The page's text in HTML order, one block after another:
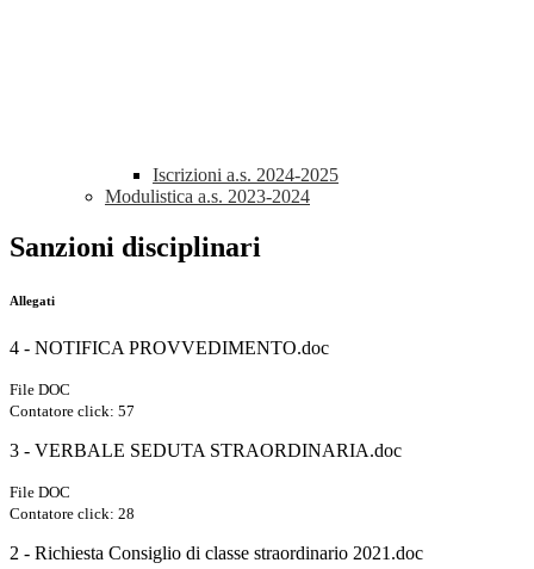
Iscrizioni a.s. 2024-2025
Modulistica a.s. 2023-2024
Sanzioni disciplinari
Allegati
4 - NOTIFICA PROVVEDIMENTO.doc
File DOC
Contatore click: 57
3 - VERBALE SEDUTA STRAORDINARIA.doc
File DOC
Contatore click: 28
2 - Richiesta Consiglio di classe straordinario 2021.doc